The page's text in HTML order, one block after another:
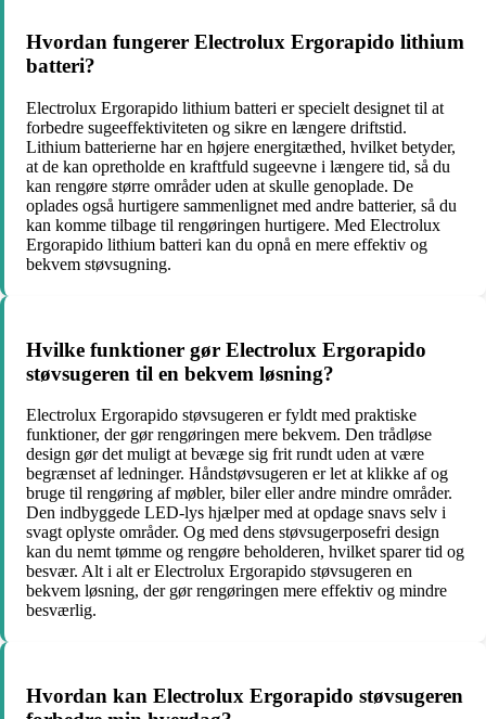
Hvordan fungerer Electrolux Ergorapido lithium
batteri?
Electrolux Ergorapido lithium batteri er specielt designet til at
forbedre sugeeffektiviteten og sikre en længere driftstid.
Lithium batterierne har en højere energitæthed, hvilket betyder,
at de kan opretholde en kraftfuld sugeevne i længere tid, så du
kan rengøre større områder uden at skulle genoplade. De
oplades også hurtigere sammenlignet med andre batterier, så du
kan komme tilbage til rengøringen hurtigere. Med Electrolux
Ergorapido lithium batteri kan du opnå en mere effektiv og
bekvem støvsugning.
Hvilke funktioner gør Electrolux Ergorapido
støvsugeren til en bekvem løsning?
Electrolux Ergorapido støvsugeren er fyldt med praktiske
funktioner, der gør rengøringen mere bekvem. Den trådløse
design gør det muligt at bevæge sig frit rundt uden at være
begrænset af ledninger. Håndstøvsugeren er let at klikke af og
bruge til rengøring af møbler, biler eller andre mindre områder.
Den indbyggede LED-lys hjælper med at opdage snavs selv i
svagt oplyste områder. Og med dens støvsugerposefri design
kan du nemt tømme og rengøre beholderen, hvilket sparer tid og
besvær. Alt i alt er Electrolux Ergorapido støvsugeren en
bekvem løsning, der gør rengøringen mere effektiv og mindre
besværlig.
Hvordan kan Electrolux Ergorapido støvsugeren